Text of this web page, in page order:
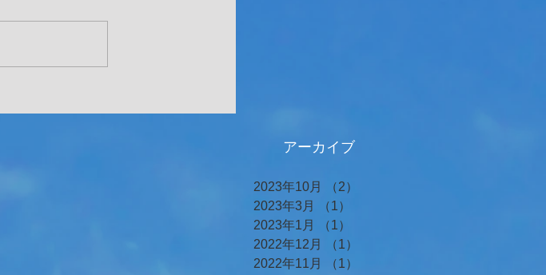
アーカイブ
2023年10月 （2）
2023年3月
（1）
2023年1月
（1）
2022年12月
（1）
2022年11月
（1）